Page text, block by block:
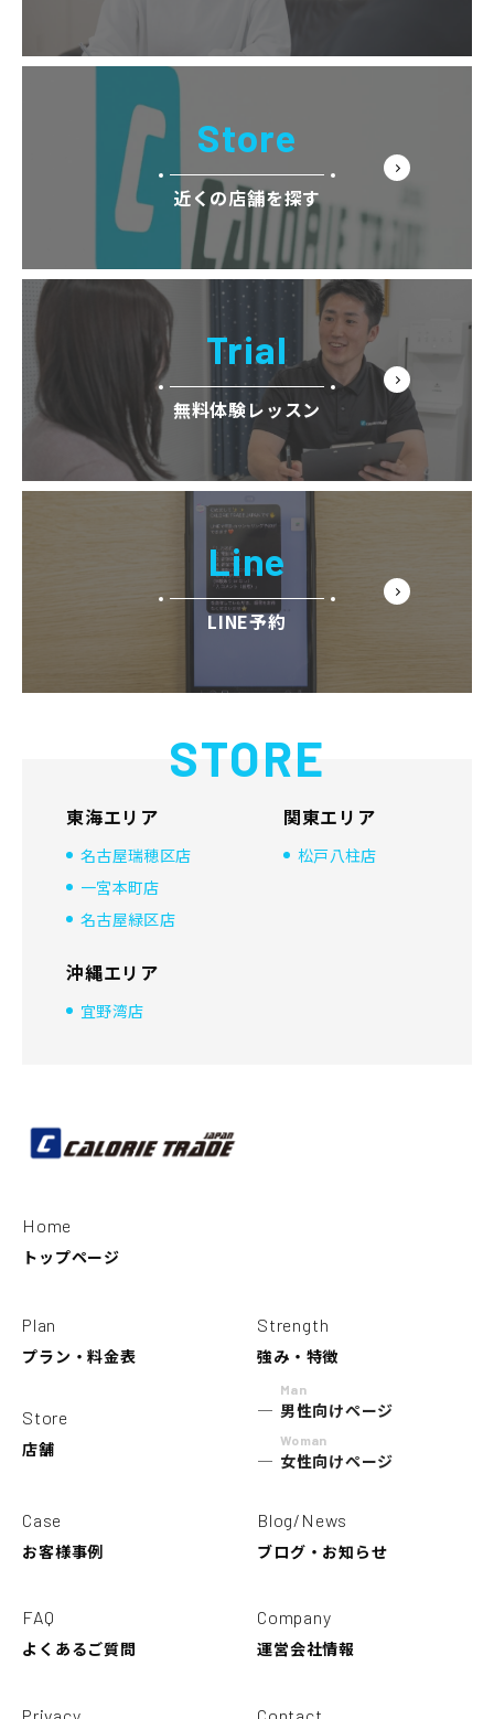
Store
近くの店舗を探す
Trial
無料体験レッスン
Line
LINE予約
STORE
東海エリア
名古屋瑞穂区店
一宮本町店
名古屋緑区店
関東エリア
松戸八柱店
沖縄エリア
宜野湾店
Home
トップページ
Plan
プラン・料金表
Blog/News
ブログ・お知らせ
Store
店舗
Strength
強み・特徴
Case
お客様事例
FAQ
よくあるご質問
Man
男性向けページ
Woman
女性向けページ
Company
運営会社情報